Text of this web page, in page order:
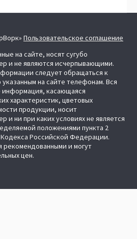
Пользовательское соглашение
на сайте, носят сугубо
и не являются исчерпывающими.
следует обращаться к
на сайте телефонам. Вся
информация, касающаяся
характеристик, цветовых
продукции, носит
и ни при каких условиях не является
положениями пункта 2
Кодекса Российской Федерации.
рекомендованными и могут
цен.